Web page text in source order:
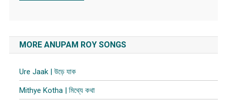
MORE ANUPAM ROY SONGS
Ure Jaak | উড়ে যাক
Mithye Kotha | মিথ্যে কথা